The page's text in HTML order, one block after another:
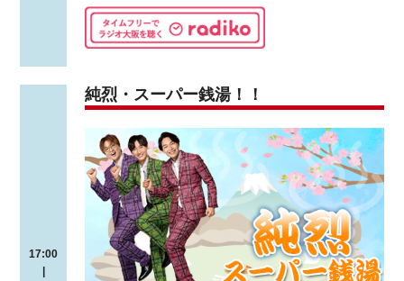
17:00
純烈・スーパー銭湯！！